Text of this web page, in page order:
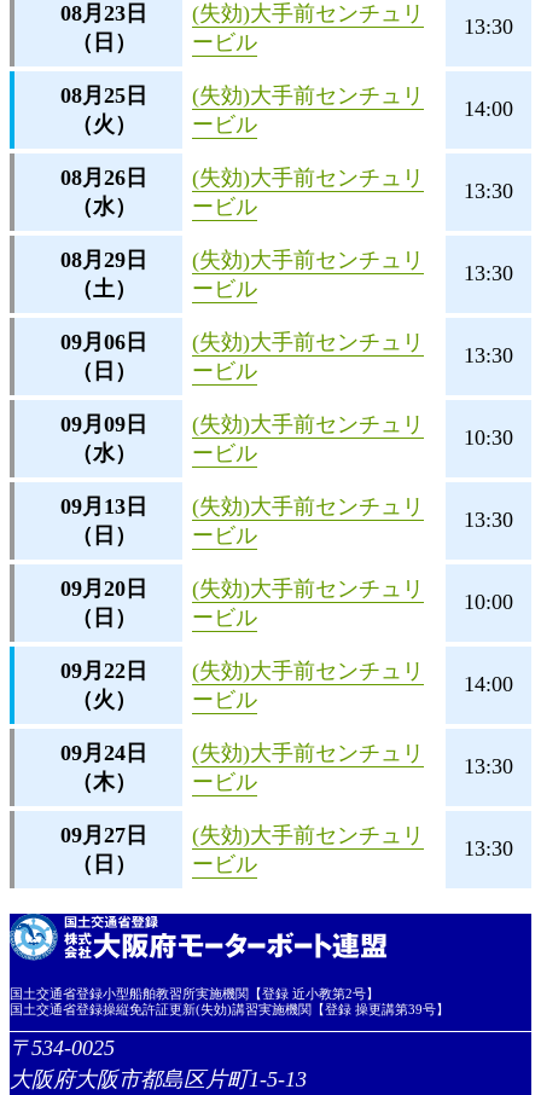
08月23日
（日）
(失効)大手前センチュリ
ービル
13:30
08月25日
（火）
(失効)大手前センチュリ
ービル
14:00
08月26日
（水）
(失効)大手前センチュリ
ービル
13:30
08月29日
（土）
(失効)大手前センチュリ
ービル
13:30
09月06日
（日）
(失効)大手前センチュリ
ービル
13:30
09月09日
（水）
(失効)大手前センチュリ
ービル
10:30
09月13日
（日）
(失効)大手前センチュリ
ービル
13:30
09月20日
（日）
(失効)大手前センチュリ
ービル
10:00
09月22日
（火）
(失効)大手前センチュリ
ービル
14:00
09月24日
（木）
(失効)大手前センチュリ
ービル
13:30
09月27日
（日）
(失効)大手前センチュリ
ービル
13:30
国土交通省登録小型船舶教習所実施機関【登録 近小教第2号】
国土交通省登録操縦免許証更新(失効)講習実施機関【登録 操更講第39号】
534-0025
大阪府大阪市都島区片町1-5-13